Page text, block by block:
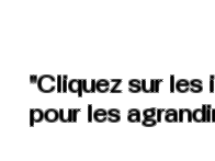
"Cliquez sur les
pour les